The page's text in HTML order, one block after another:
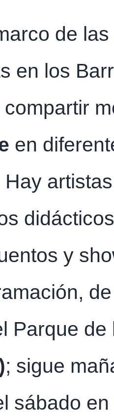
de
en los
compartir
en
Hay
y
Parque
; sigue
sábado